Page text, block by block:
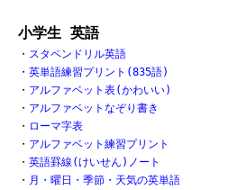
小学生 英語
・ スタペンドリル英語
・ 英単語練習プリント(835語)
・ アルファベット表(かわいい)
・ アルファベットなぞり書き
・ ローマ字表
・ アルファベット練習プリント
・ 英語罫線(けいせん)ノート
・ 月・曜日・季節・天気の英単語